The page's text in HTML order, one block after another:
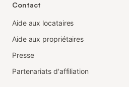
Contact
Aide aux locataires
Aide aux propriétaires
Presse
Partenariats d'affiliation